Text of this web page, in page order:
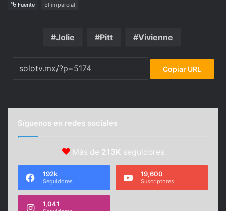
Fuente El imparcial
Jolie Pitt Vivienne
Copiar URL
Síguenos en redes sociales
Más de 213K seguidores
192k
Seguidores
19,600
Suscriptores
1,041